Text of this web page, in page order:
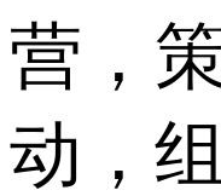
营，
动，